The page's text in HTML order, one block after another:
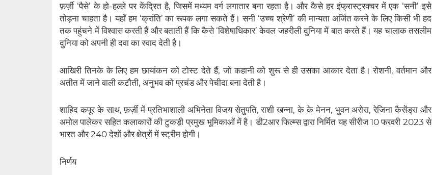
फ़र्ज़ी ‘पैसे’ के हो-हल्ले पर केंद्रित है, जिसमें मध्यम वर्ग लगातार बना रहता है। और कैसे हर इंफ्रास्ट्रक्चर में एक ‘सनी’ इसे
तोड़ना चाहता है। यहाँ हम ‘क्रांति’ का रूपक लगा सकते हैं। सनी ‘उच्च श्रेणी’ की मान्यता अर्जित करने के लिए किसी भी हद
तक पहुंचने में विश्वास करती हैं और बताती हैं कि कैसे ‘विशेषाधिकार’ केवल जहरीली दुनिया में बात करते हैं। यह चालाक तसलीम
दुनिया को अपनी ही दवा का स्वाद देती है।
आखिरी तिनके के लिए हम छायांकन को टोस्ट देते हैं, जो कहानी को शुरू से ही उसका आकार देता है। रोशनी, वर्तमान और
अतीत में जाने वाली कटौती, अनुभव को प्रचंड और पेचीदा बना देती है।
शाहिद कपूर के साथ, फ़र्ज़ी में प्रतिभाशाली अभिनेता विजय सेतुपति, राशी खन्ना, के के मेनन, भुवन अरोरा, रेजिना कैसेंड्रा और
अमोल पालेकर सहित कलाकारों की टुकड़ी प्रमुख भूमिकाओं में है। डी2आर फिल्म्स द्वारा निर्मित यह सीरीज 10 फरवरी 2023 से
भारत और 240 देशों और क्षेत्रों में स्ट्रीम होगी।
निर्णय